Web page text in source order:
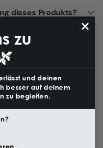
dieses Produkts?
zu
und deinen
besser auf deinem
zu begleiten.